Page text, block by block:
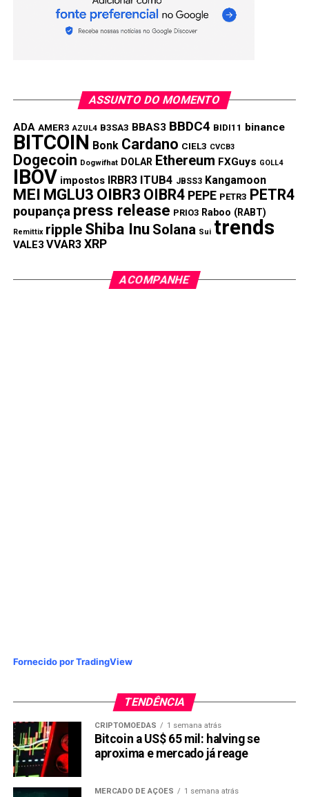
preocupa, por isso o BC atua”, lembrando ainda que as
reformas econômicas ainda não foram integralmente
Copy
Link
WhatsApp
Twitter
Facebook
Reddit
Email
TÓPICOS RELACIONADOS:
PRÓXIMA:
Dólar abre acima de R$5; assim arma-se a próxima
crise financeira
NÃO PERCA:
recorde nominal
ASSUNTO DO MOMENTO
ADA AMER3 AZUL4 B3SA3 BBAS3 BBDC4 BIDI11 binance
BITCOIN Bonk Cardano CIEL3 CVCB3
Dogecoin Dogwifhat DOLAR Ethereum FXGuys GOLL4
IBOV impostos IRBR3 ITUB4 JBSS3 Kangamoon
MEI MGLU3 OIBR3 OIBR4 PEPE PETR3 PETR4
poupança press release PRIO3 Raboo (RABT)
Remittix ripple Shiba Inu Solana Sui trends
VALE3 VVAR3 XRP
ACOMPANHE
Fornecido por TradingView
TENDÊNCIA
CRIPTOMOEDAS 1 semana atrás
Bitcoin a US$ 65 mil: halving se
aproxima e mercado já reage
MERCADO DE AÇÕES 1 semana atrás